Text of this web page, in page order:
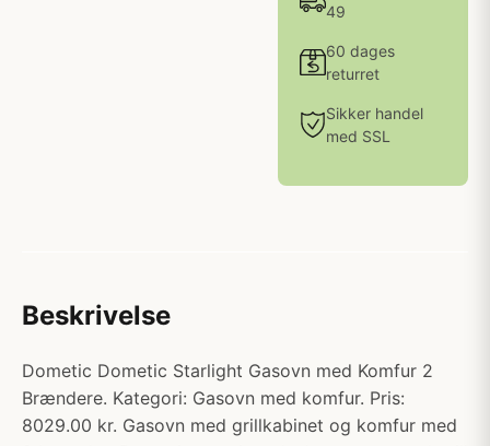
49
60 dages
returret
Sikker handel
med SSL
Beskrivelse
Dometic Dometic Starlight Gasovn med Komfur 2
Brændere. Kategori: Gasovn med komfur. Pris:
8029.00 kr. Gasovn med grillkabinet og komfur med